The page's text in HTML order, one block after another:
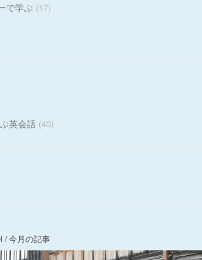
で学ぶ (17)
英会話 (40)
/ 今月の記事